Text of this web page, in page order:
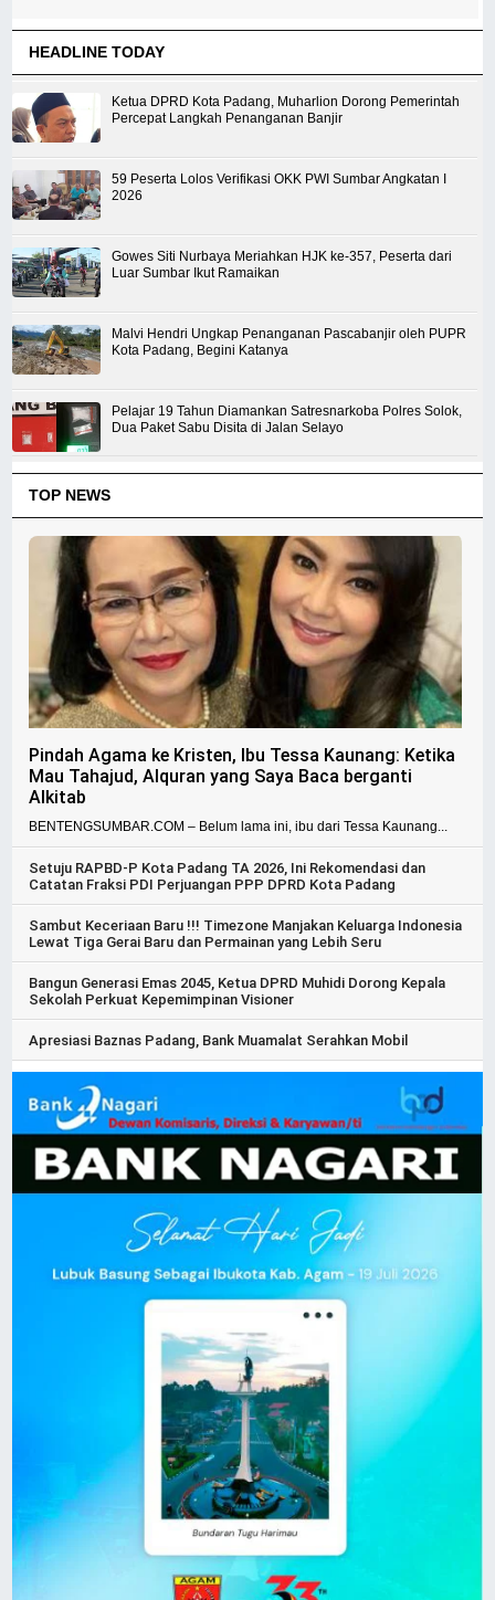
HEADLINE TODAY
Ketua DPRD Kota Padang, Muharlion Dorong Pemerintah
Percepat Langkah Penanganan Banjir
59 Peserta Lolos Verifikasi OKK PWI Sumbar Angkatan I
2026
Gowes Siti Nurbaya Meriahkan HJK ke-357, Peserta dari
Luar Sumbar Ikut Ramaikan
Malvi Hendri Ungkap Penanganan Pascabanjir oleh PUPR
Kota Padang, Begini Katanya
Pelajar 19 Tahun Diamankan Satresnarkoba Polres Solok,
Dua Paket Sabu Disita di Jalan Selayo
TOP NEWS
Pindah Agama ke Kristen, Ibu Tessa Kaunang: Ketika
Mau Tahajud, Alquran yang Saya Baca berganti
Alkitab
BENTENGSUMBAR.COM – Belum lama ini, ibu dari Tessa Kaunang...
Setuju RAPBD-P Kota Padang TA 2026, Ini Rekomendasi dan
Catatan Fraksi PDI Perjuangan PPP DPRD Kota Padang
Sambut Keceriaan Baru !!! Timezone Manjakan Keluarga Indonesia
Lewat Tiga Gerai Baru dan Permainan yang Lebih Seru
Bangun Generasi Emas 2045, Ketua DPRD Muhidi Dorong Kepala
Sekolah Perkuat Kepemimpinan Visioner
Apresiasi Baznas Padang, Bank Muamalat Serahkan Mobil